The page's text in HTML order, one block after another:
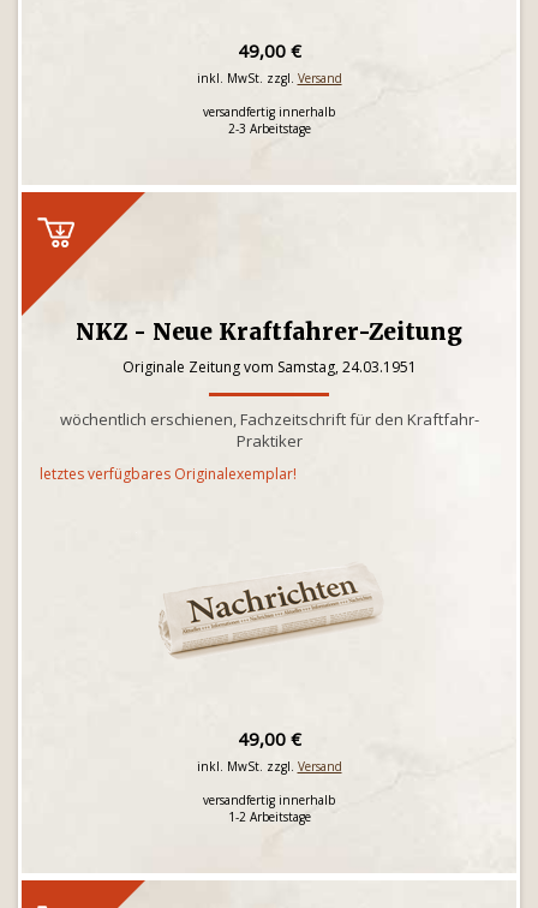
49,00 €
inkl. MwSt. zzgl. Versand
versandfertig innerhalb
2-3 Arbeitstage
NKZ - Neue Kraftfahrer-Zeitung
Originale Zeitung vom Samstag, 24.03.1951
wöchentlich erschienen, Fachzeitschrift für den Kraftfahr-
Praktiker
letztes verfügbares Originalexemplar!
49,00 €
inkl. MwSt. zzgl. Versand
versandfertig innerhalb
1-2 Arbeitstage